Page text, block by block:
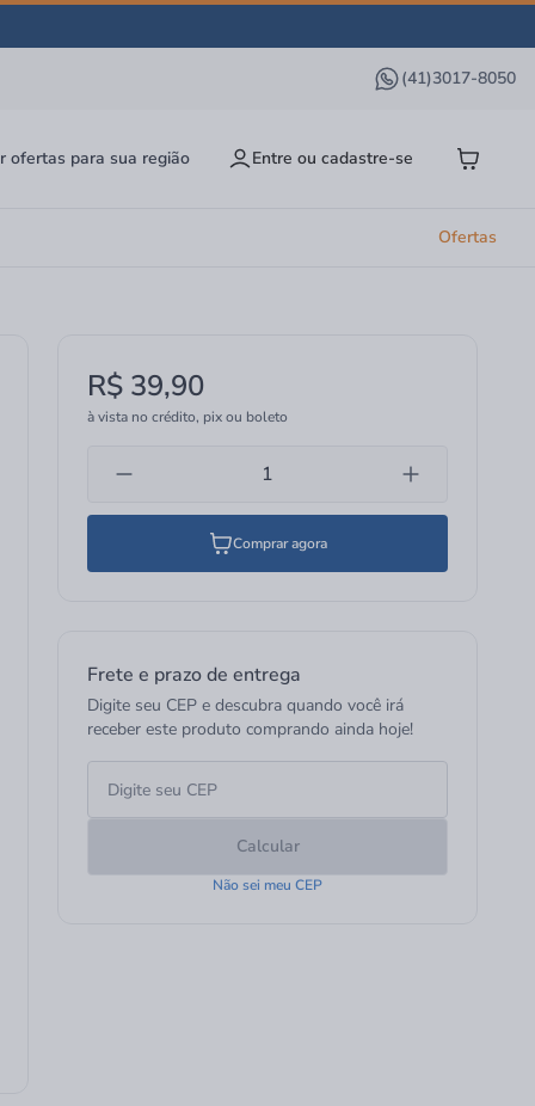
(41)3017-8050
ofertas para sua região Entre ou cadastre-se
Ofertas
R$ 39,90
à vista no crédito, pix ou boleto
Comprar agora
Frete e prazo de entrega
Digite seu CEP e descubra quando você irá
receber este produto comprando ainda hoje!
Calcular
Não sei meu CEP